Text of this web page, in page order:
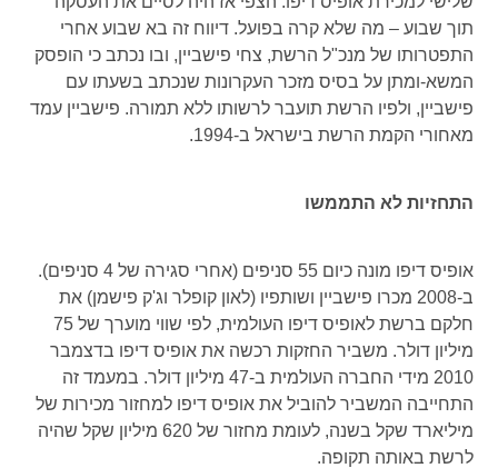
תוך שבוע – מה שלא קרה בפועל. דיווח זה בא שבוע אחרי
התפטרותו של מנכ"ל הרשת, צחי פישביין, ובו נכתב כי הופסק
המשא-ומתן על בסיס מזכר העקרונות שנכתב בשעתו עם
פישביין, ולפיו הרשת תועבר לרשותו ללא תמורה. פישביין עמד
מאחורי הקמת הרשת בישראל ב-1994.
התחזיות לא התממשו
אופיס דיפו מונה כיום 55 סניפים (אחרי סגירה של 4 סניפים).
ב-2008 מכרו פישביין ושותפיו (לאון קופלר וג'ק פישמן) את
חלקם ברשת לאופיס דיפו העולמית, לפי שווי מוערך של 75
מיליון דולר. משביר החזקות רכשה את אופיס דיפו בדצמבר
2010 מידי החברה העולמית ב-47 מיליון דולר. במעמד זה
התחייבה המשביר להוביל את אופיס דיפו למחזור מכירות של
מיליארד שקל בשנה, לעומת מחזור של 620 מיליון שקל שהיה
לרשת באותה תקופה.